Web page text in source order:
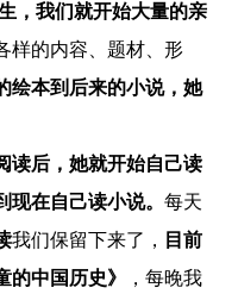
，我们就开始大量的亲
样的内容、题材、形
绘本到后来的小说，她
读后，她就开始自己读
在自己读小说。 每天
我们保留下来了， 目前
的中国历史》
，每晚我